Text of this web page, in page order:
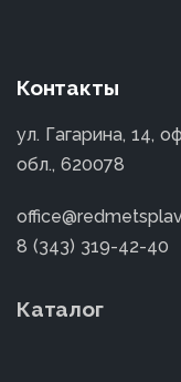
Контакты
ул. Гагарина, 14,
обл., 620078
8 (343) 319-42-40
Каталог